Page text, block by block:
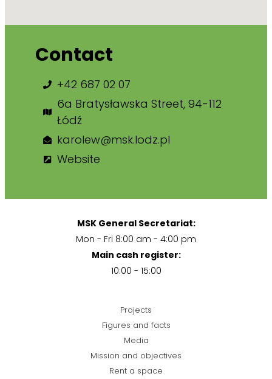
Contact
+42 687 02 07
6a Bratysławska Street, 94-112
Łódź
karolew@msk.lodz.pl
Website
MSK General Secretariat:
Mon - Fri 8:00 am - 4:00 pm
Main cash register:
10:00 - 15:00
Projects
Figures and facts
Media
Mission and objectives
Rent a space